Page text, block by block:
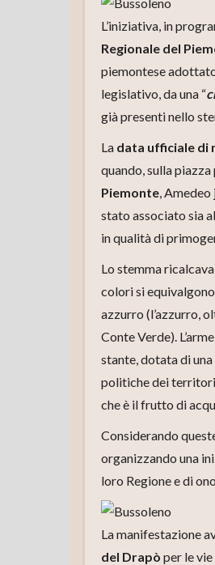
L’iniziativa, in
Regionale del
piemontese
legislativo, da una “
già presenti nello
La data ufficiale di
quando, sulla
Piemonte,
stato associato sia
in qualità di
Lo stemma ricalcava
colori si
azzurro (l’azzurro,
Conte Verde).
stante, dotata di
politiche dei
che è il frutto di
Considerando
organizzando una
loro Regione e di
La manifestazione
del Drapò per le